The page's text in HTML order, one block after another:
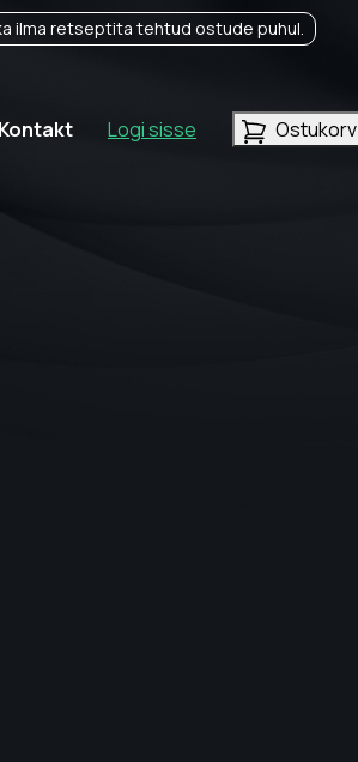
ilma retseptita tehtud ostude puhul.
Kontakt Logi sisse Ostukorv